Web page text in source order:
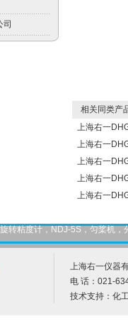
司
相关同类产
上海右一
上海右一
上海右一
上海右一
上海右一
旋转粘度计，NDJ-5S，匀桨机，
上海右一仪器
电 话：021-
技术支持： 化